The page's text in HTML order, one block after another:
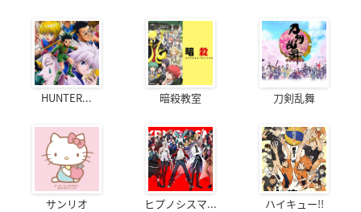
HUNTER... 暗殺教室 刀剣乱舞
サンリオ ヒプノシスマ... ハイキュー!!